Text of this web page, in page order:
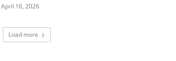
April 16, 2026
Load more